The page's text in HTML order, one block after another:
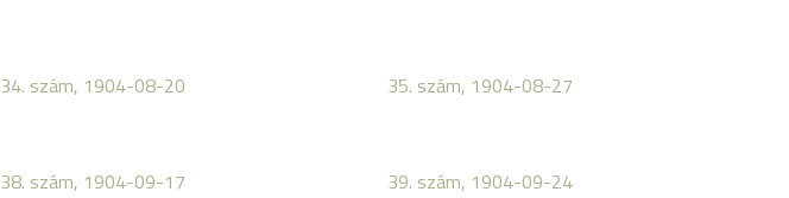
34. szám, 1904-08-20 35. szám, 1904-08-27
38. szám, 1904-09-17 39. szám, 1904-09-24